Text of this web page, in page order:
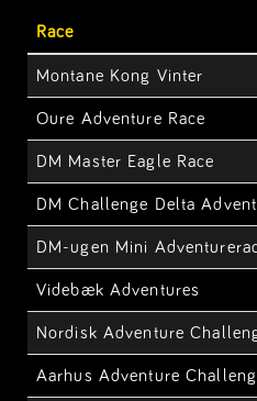
Race
Montane Kong Vinter
Oure Adventure Race
DM Master Eagle Race
DM Challenge Delta
DM-ugen Mini
Videbæk Adventures
Nordisk Adventure
Aarhus Adventure